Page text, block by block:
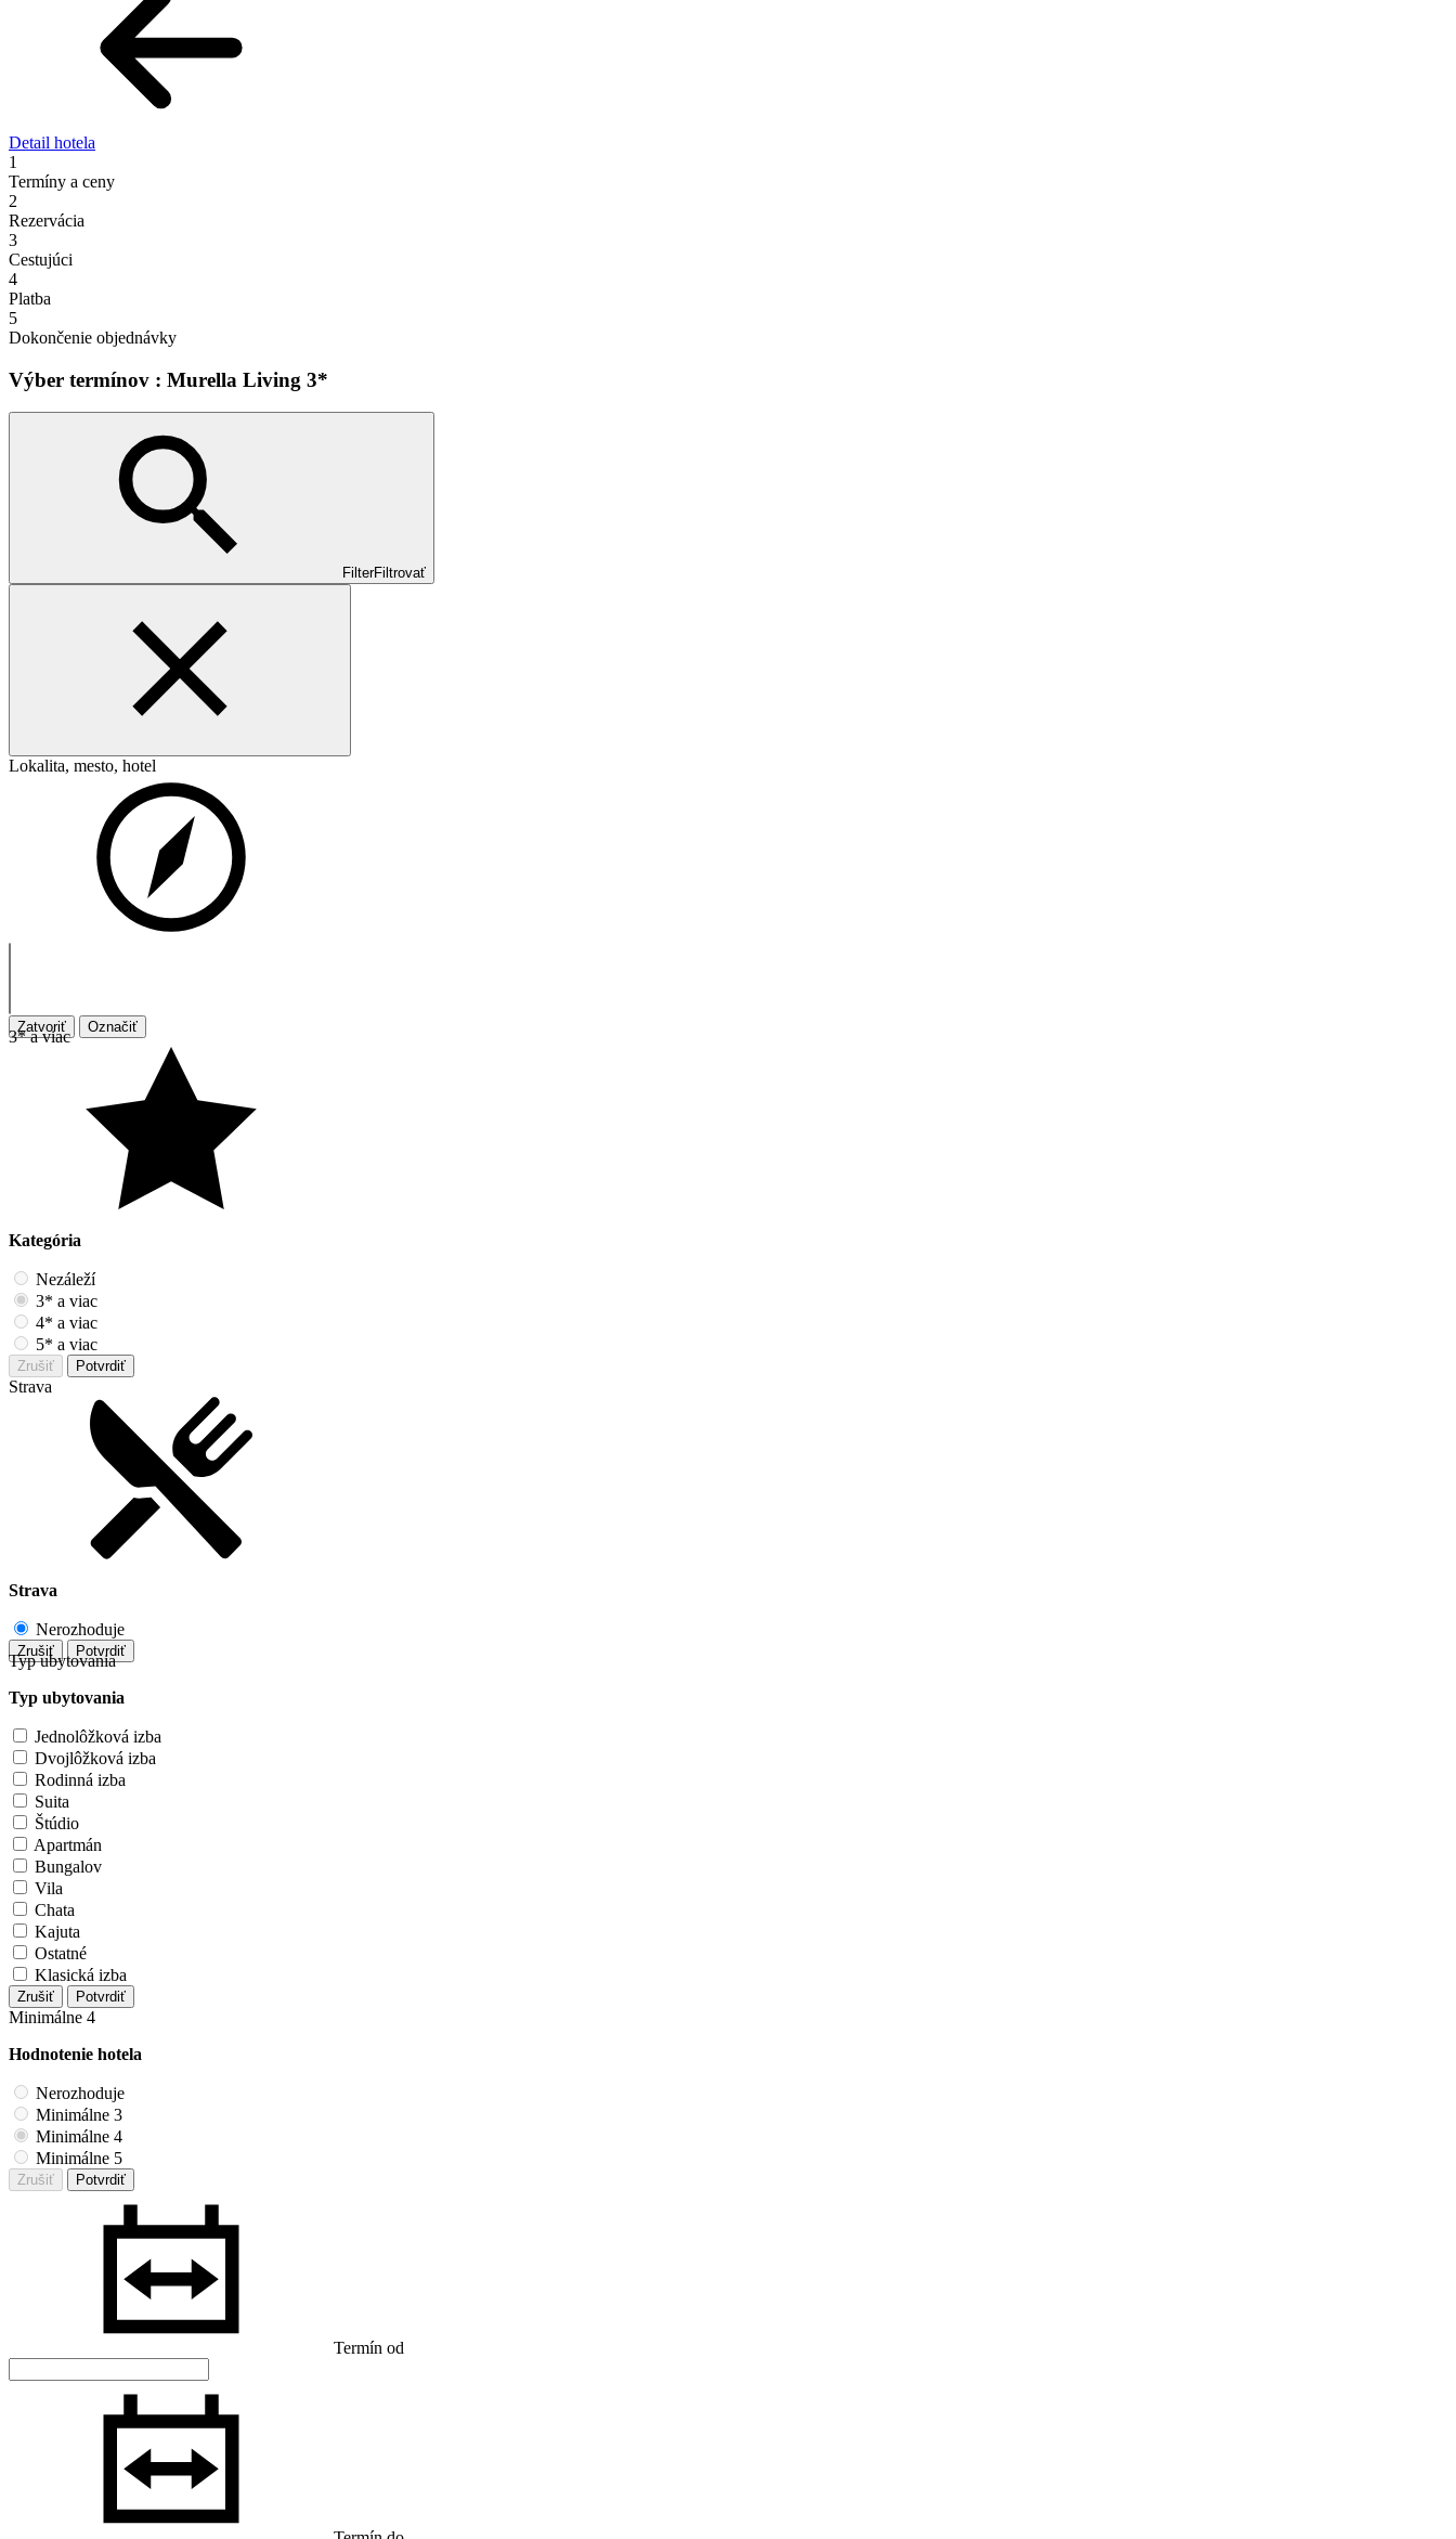
Detail hotela
1
Termíny a ceny
2
Rezervácia
3
Cestujúci
4
Platba
5
Dokončenie objednávky
Výber termínov : Murella Living 3*
FilterFiltrovať
Lokalita, mesto, hotel
Zatvoriť Označiť
3* a viac
Kategória
Nezáleží
3* a viac
4* a viac
5* a viac
Zrušiť Potvrdiť
Strava
Strava
Nerozhoduje
Zrušiť Potvrdiť
Typ ubytovania
Typ ubytovania
Jednolôžková izba
Dvojlôžková izba
Rodinná izba
Suita
Štúdio
Apartmán
Bungalov
Vila
Chata
Kajuta
Ostatné
Klasická izba
Zrušiť Potvrdiť
Minimálne 4
Hodnotenie hotela
Nerozhoduje
Minimálne 3
Minimálne 4
Minimálne 5
Zrušiť Potvrdiť
Termín od